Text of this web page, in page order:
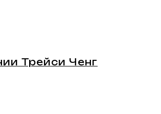
Трейси Ченг